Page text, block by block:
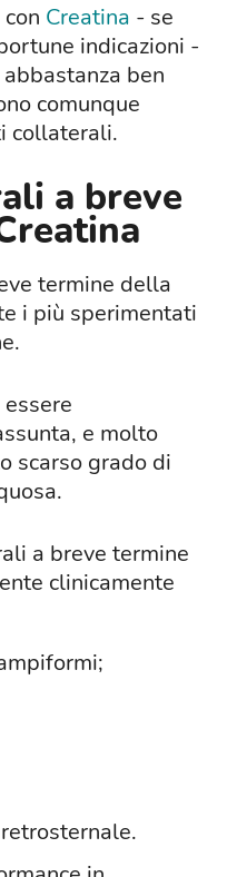
Creatina - se
indicazioni -
ben
comunque
collaterali.
a breve
termine della
i più sperimentati
e molto
scarso grado di
a breve termine
clinicamente